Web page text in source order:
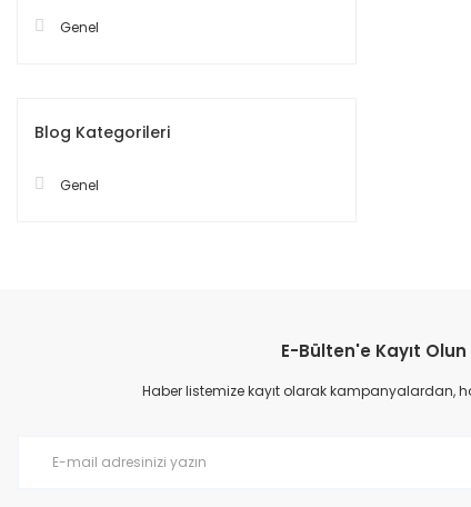
Genel
Blog Kategorileri
Genel
E-Bülten'e Kayıt Olun
Haber listemize kayıt olarak kampanyalardan,